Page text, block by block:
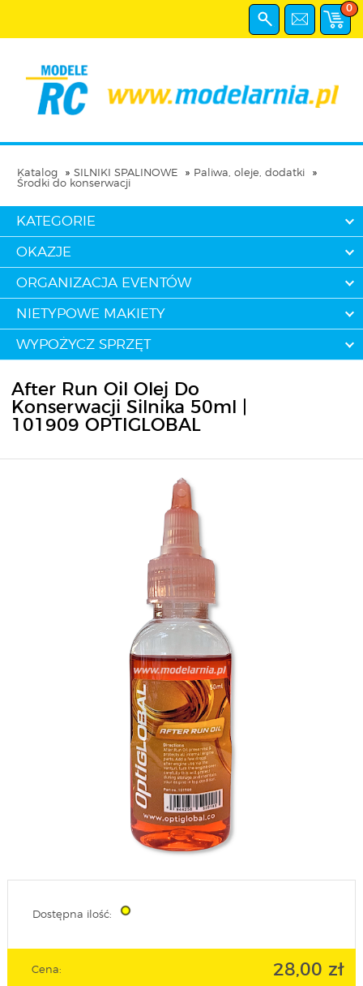
0
Katalog SILNIKI SPALINOWE
Paliwa, oleje, dodatki
Środki do konserwacji
KATEGORIE
OKAZJE
ORGANIZACJA EVENTÓW
NIETYPOWE MAKIETY
WYPOŻYCZ SPRZĘT
After Run Oil Olej Do
Konserwacji Silnika 50ml |
101909 OPTIGLOBAL
Dostępna ilość:
Cena: 28,00 zł